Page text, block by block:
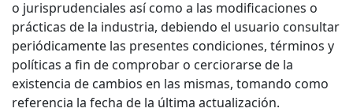
o jurisprudenciales así como a las modificaciones o
prácticas de la industria, debiendo el usuario consultar
periódicamente las presentes condiciones, términos y
políticas a fin de comprobar o cerciorarse de la
existencia de cambios en las mismas, tomando como
referencia la fecha de la última actualización.